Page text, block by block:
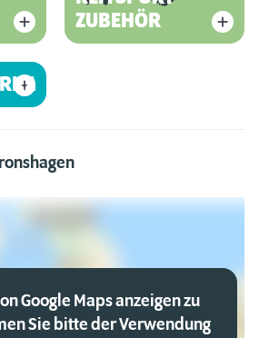
ZUBEHÖR
Google Maps anzeigen zu
Sie bitte der Verwendung